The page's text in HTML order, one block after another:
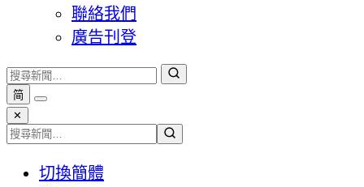
聯絡我們
廣告刊登
简
✕
切換簡體